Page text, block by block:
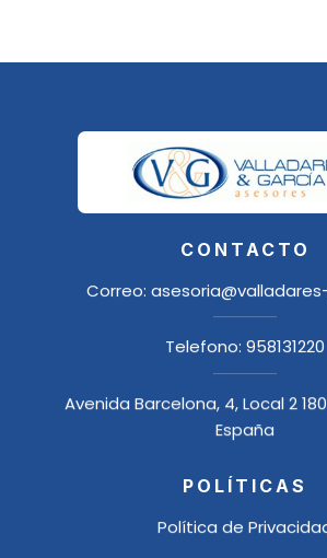
CONTACTO
Correo:
Telefono: 958131220
Avenida Barcelona, 4, Local 2
España
POLÍTICAS
Política de